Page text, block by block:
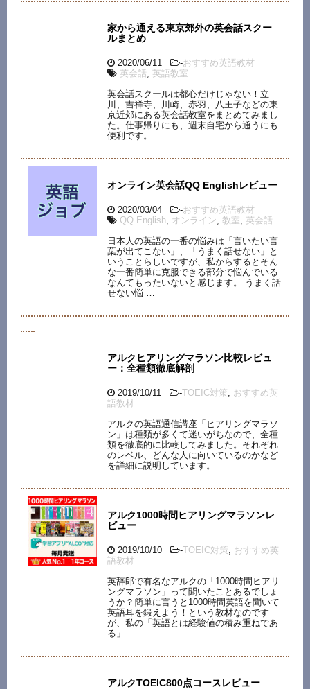
家から通える東京郊外の英会話スクー
ルまとめ
2020/06/11 -おすすめ英語教材
英会話 英語教室
英会話スクールは都心だけじゃない！立
川、吉祥寺、川崎、赤羽、八王子などの東
京近郊にある英会話教室をまとめてみまし
た。仕事帰りにも、週末自宅から通うにも
便利です。
オンライン英会話QQ Englishレビュー
2020/03/04 -おすすめ英語教材
QQ English
オンライン 教室 英会話
日本人の英語の一番の悩みは「言いたい言
葉が出てこない」、「うまく話せない」と
いうことらしいですが、私からするとそん
な一番簡単に克服できる部分で悩んでいる
なんてもったいないと感じます。 うまく話
せない悩 …
アルクヒアリングマラソン比較レビュ
ー：全種類徹底解剖
2019/10/11 -TOEIC対策
おすすめ英
語教材
アルクの英語通信講座「ヒアリングマラソ
ン」は種類が多くて迷いがちなので、全種
類を徹底的に比較してみました。それぞれ
のレベル、どんな人に向いているのかなど
を詳細に説明しています。
アルク1000時間ヒアリングマラソンレ
ビュー
2019/10/10 -TOEIC対策
おすすめ英
語教材
英辞郎で有名なアルクの「1000時間ヒアリ
ングマラソン」って聞いたことあるでしょ
うか？簡単に言うと1000時間英語を聞いて
英語耳を鍛えよう！という教材なのです
が、私の「英語とは経験値の積み重ねであ
る」 …
アルクTOEIC800点コースレビュー